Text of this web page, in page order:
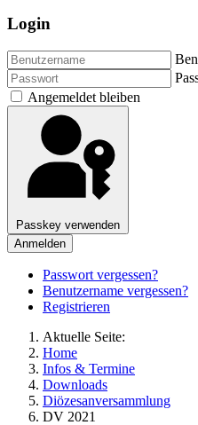
Login
Angemeldet bleiben
Passkey verwenden
Anmelden
Passwort vergessen?
Benutzername vergessen?
Registrieren
Aktuelle Seite:
Home
Infos & Termine
Downloads
Diözesanversammlung
DV 2021